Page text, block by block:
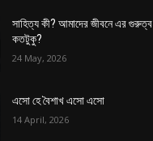
সাহিত্য কী? আমাদের জীবনে এর গুরুত্ব
কতটুকু?
24 May, 2026
এসো হে বৈশাখ এসো এসো
14 April, 2026